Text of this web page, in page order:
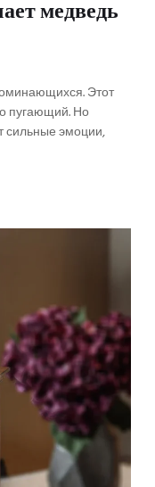
медведь
Этот
пугающий. Но
сильные эмоции,